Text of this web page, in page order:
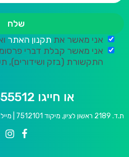
אני מאשר אתתקנון האתר
אני מאשר קבלת דברי
התקשורת (בזק ושידורים),
או חייגו 077-9555512
ת.ד. 2189 ראשון לציון, מיקוד 7512101 | מייל: